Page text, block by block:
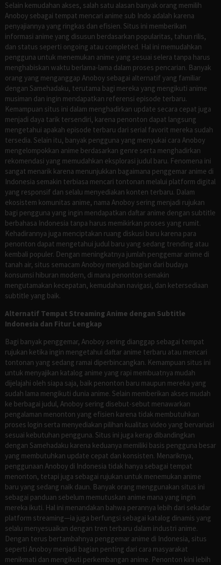
Selain kemudahan akses, salah satu alasan banyak orang memilih
Anoboy sebagai tempat mencari anime sub Indo adalah karena
penyajiannya yang ringkas dan efisien. Situs ini memberikan
informasi anime yang disusun berdasarkan popularitas, tahun rilis,
dan status seperti ongoing atau completed. Hal ini memudahkan
pengguna untuk menemukan anime yang sesuai selera tanpa harus
menghabiskan waktu berlama-lama dalam proses pencarian. Banyak
orang yang menganggap Anoboy sebagai alternatif yang familiar
dengan Samehadaku, terutama bagi mereka yang mengikuti anime
musiman dan ingin mendapatkan referensi episode terbaru.
Kemampuan situs ini dalam menghadirkan update secara cepat juga
menjadi daya tarik tersendiri, karena penonton dapat langsung
mengetahui apakah episode terbaru dari serial favorit mereka sudah
tersedia. Selain itu, banyak pengguna yang menyukai cara Anoboy
mengelompokkan anime berdasarkan genre serta menghadirkan
rekomendasi yang memudahkan eksplorasi judul baru. Fenomena ini
sangat menarik karena menunjukkan bagaimana penggemar anime di
Indonesia semakin terbiasa mencari tontonan melalui platform digital
yang responsif dan selalu menyediakan konten terbaru. Dalam
ekosistem komunitas anime, nama Anoboy sering menjadi rujukan
bagi pengguna yang ingin mendapatkan daftar anime dengan subtitle
berbahasa Indonesia tanpa harus memikirkan proses yang rumit.
Kehadirannya juga menciptakan ruang diskusi baru karena para
penonton dapat mengetahui judul baru yang sedang trending atau
kembali populer. Dengan meningkatnya jumlah penggemar anime di
tanah air, situs semacam Anoboy menjadi bagian dari budaya
konsumsi hiburan modern, di mana penonton semakin
mengutamakan kecepatan, kemudahan navigasi, dan ketersediaan
subtitle yang baik.
Alternatif Tempat Streaming Anime dengan Subtitle
Indonesia dan Fitur Lengkap
Bagi banyak penggemar, Anoboy sering dianggap sebagai tempat
rujukan ketika ingin mengetahui daftar anime terbaru atau mencari
tontonan yang sedang ramai diperbincangkan. Kemampuan situs ini
untuk menyajikan katalog anime yang rapi membuatnya mudah
dijelajahi oleh siapa saja, baik penonton baru maupun mereka yang
sudah lama mengikuti dunia anime. Selain memberikan akses mudah
ke berbagai judul, Anoboy sering disebut-sebut menawarkan
pengalaman menonton yang efisien karena tidak membutuhkan
proses login serta menyediakan pilihan kualitas video yang bervariasi
sesuai kebutuhan pengguna. Situs ini juga kerap dibandingkan
dengan Samehadaku karena keduanya memiliki basis pengguna besar
yang membutuhkan update cepat dan konsisten. Menariknya,
penggunaan Anoboy di Indonesia tidak hanya sebagai tempat
menonton, tetapi juga sebagai rujukan untuk menemukan anime
baru yang sedang naik daun. Banyak orang menggunakan situs ini
sebagai panduan sebelum memutuskan anime mana yang ingin
mereka ikuti. Hal ini menandakan bahwa perannya lebih dari sekadar
platform streaming—ia juga berfungsi sebagai katalog dinamis yang
selalu menyesuaikan dengan tren terbaru dalam industri anime.
Dengan terus bertambahnya penggemar anime di Indonesia, situs
seperti Anoboy menjadi bagian penting dari cara masyarakat
menikmati dan mengikuti perkembangan anime. Penonton kini lebih